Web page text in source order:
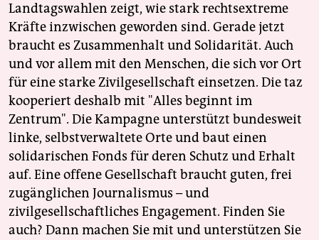
Landtagswahlen zeigt, wie stark rechtsextreme
Kräfte inzwischen geworden sind. Gerade jetzt
braucht es Zusammenhalt und Solidarität. Auch
und vor allem mit den Menschen, die sich vor Ort
für eine starke Zivilgesellschaft einsetzen. Die taz
kooperiert deshalb mit "Alles beginnt im
Zentrum". Die Kampagne unterstützt bundesweit
linke, selbstverwaltete Orte und baut einen
solidarischen Fonds für deren Schutz und Erhalt
auf. Eine offene Gesellschaft braucht guten, frei
zugänglichen Journalismus – und
zivilgesellschaftliches Engagement. Finden Sie
auch? Dann machen Sie mit und unterstützen Sie